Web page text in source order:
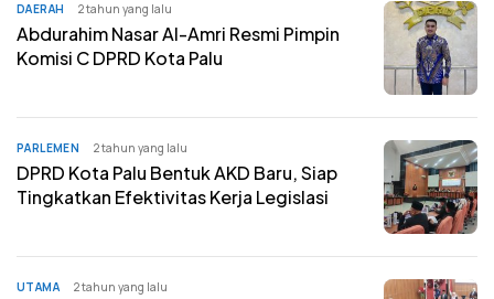
DAERAH 2 tahun yang lalu
Abdurahim Nasar Al-Amri Resmi Pimpin
Komisi C DPRD Kota Palu
PARLEMEN 2 tahun yang lalu
DPRD Kota Palu Bentuk AKD Baru, Siap
Tingkatkan Efektivitas Kerja Legislasi
UTAMA 2 tahun yang lalu